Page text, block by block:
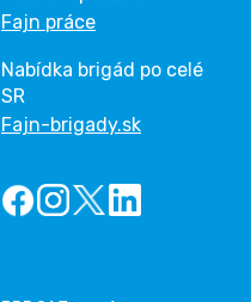
Fajn práce
Nabídka brigád po celé
SR
Fajn-brigady.sk